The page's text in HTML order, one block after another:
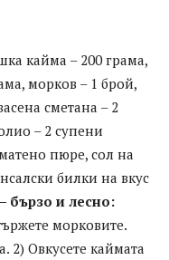
кайма – 200 грама,
морков – 1 брой,
сметана – 2
– 2 супени
пюре, сол на
билки на вкус
бързо и лесно:
морковите.
2) Овкусете каймата